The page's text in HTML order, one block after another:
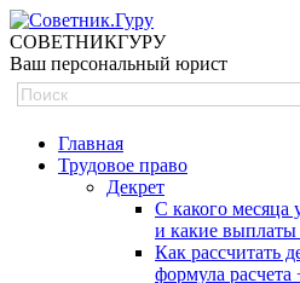
СОВЕТНИКГУРУ
Ваш персональный юрист
Главная
Трудовое право
Декрет
С какого месяца
и какие
Как рассчитать
формула расчета